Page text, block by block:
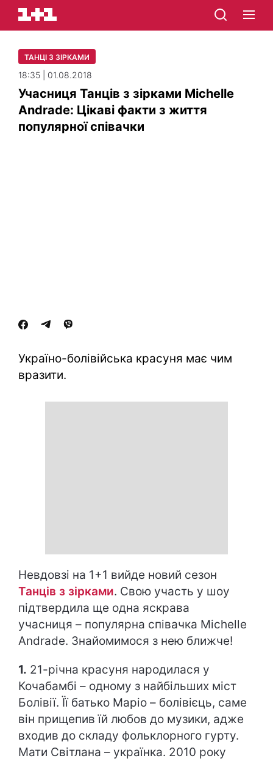
ТАНЦІ З ЗІРКАМИ
18:35 | 01.08.2018
Учасниця Танців з зірками Michelle
Andrade: Цікаві факти з життя
популярної співачки
Україно-болівійська красуня має чим
вразити.
Невдовзі на 1+1 вийде новий сезон
Танців з зірками. Свою участь у шоу
підтвердила ще одна яскрава
учасниця – популярна співачка Michelle
Andrade. Знайомимося з нею ближче!
1. 21-річна красуня народилася у
Кочабамбі – одному з найбільших міст
Болівії. Її батько Маріо – болівієць, саме
він прищепив їй любов до музики, адже
входив до складу фольклорного гурту.
Мати Світлана – українка. 2010 року